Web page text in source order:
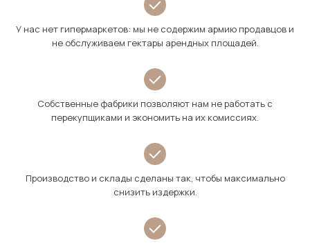
У нас нет гипермаркетов: мы не содержим армию продавцов и
не обслуживаем гектары арендных площадей.
Собственные фабрики позволяют нам не работать с
перекупщиками и экономить на их комиссиях.
Производство и склады сделаны так, чтобы максимально
снизить издержки.